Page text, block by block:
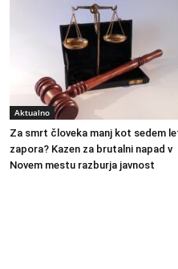
Aktualno
Za smrt človeka manj kot sedem
zapora? Kazen za brutalni napad v
Novem mestu razburja javnost